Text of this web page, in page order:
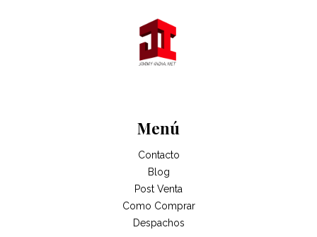
Menú
Contacto
Blog
Post Venta
Como Comprar
Despachos